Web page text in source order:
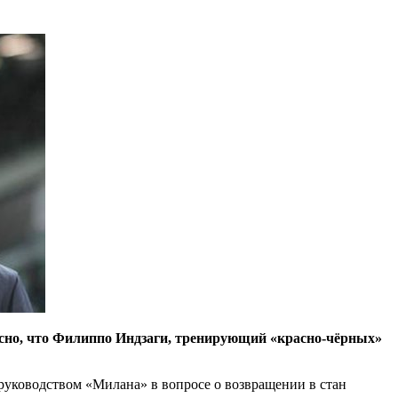
что Филиппо Индзаги, тренирующий «красно-чёрных»
«Милана» в вопросе о возвращении в стан